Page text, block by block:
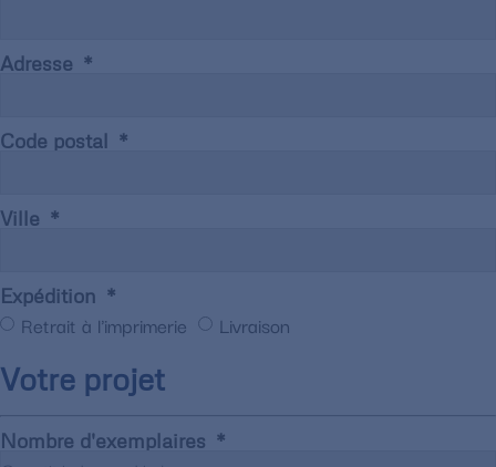
Adresse
Code postal
Ville
Expédition
Retrait à l'imprimerie Livraison
Votre projet
Nombre d'exemplaires